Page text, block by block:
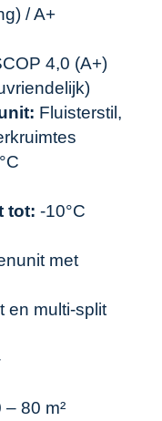
/ A+
4,0 (A+)
Fluisterstil,
tot: -10°C
met
en multi-split
– 80 m²